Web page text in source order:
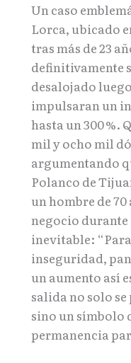
Un caso
Lorca, ubicado
tras más de 23
definitivamente
desalojado
impulsaran un
hasta un 300 %.
mil y ocho mil
argumentando
Polanco de
un hombre de
negocio durante
inevitable:
inseguridad,
un aumento así
salida no solo
sino un símbolo
permanencia